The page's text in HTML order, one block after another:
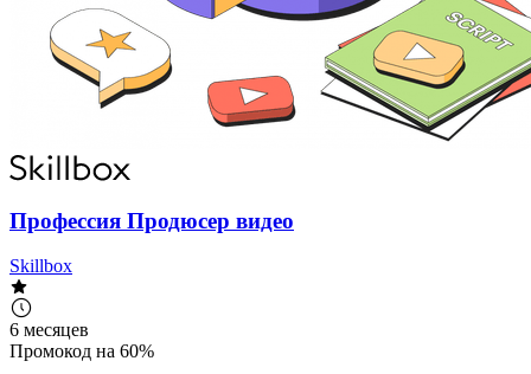
Профессия Продюсер видео
Skillbox
6 месяцев
Промокод на 60%